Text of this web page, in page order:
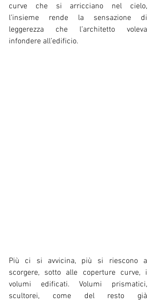
curve che si arricciano nel cielo,
l’insieme rende la sensazione di
leggerezza che l’architetto voleva
infondere all’edificio.
Più ci si avvicina, più si riescono a
scorgere, sotto alle coperture curve, i
volumi edificati. Volumi prismatici,
scultorei, come del resto già